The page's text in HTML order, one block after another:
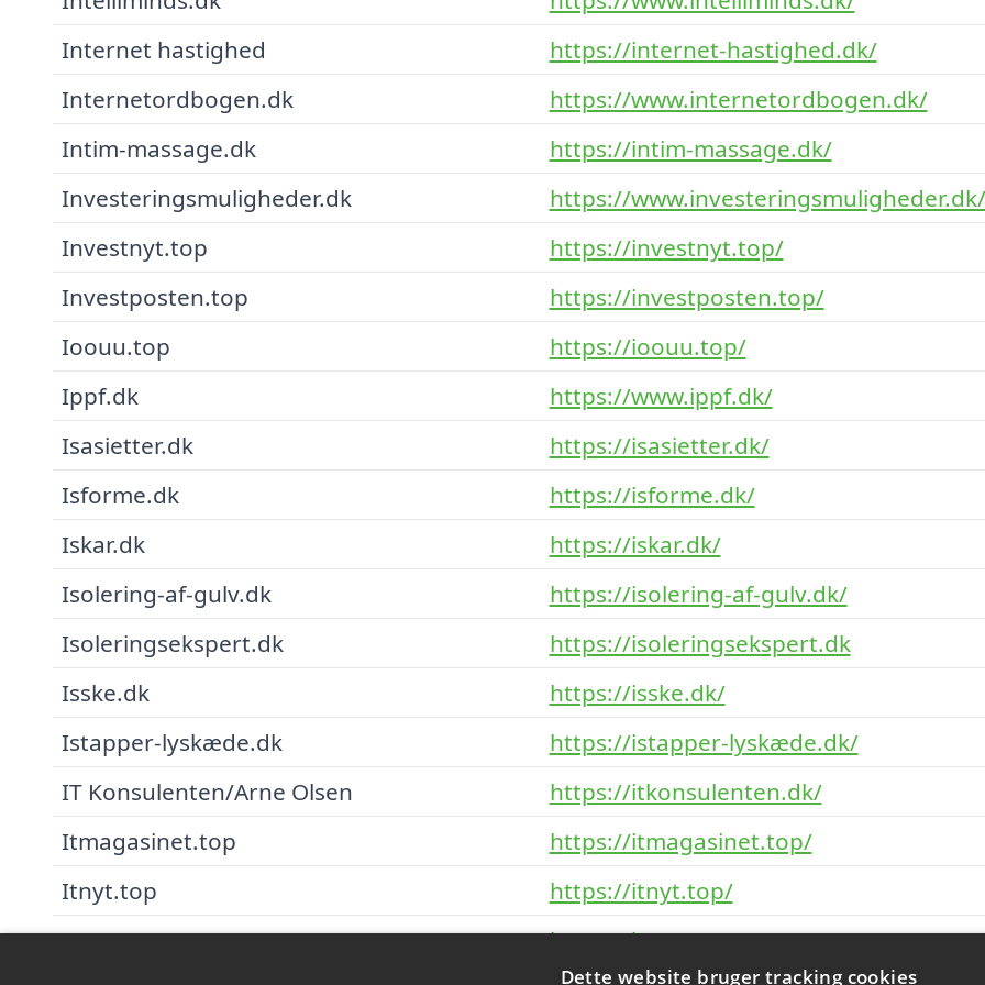
Internet hastighed
https://internet-hastighed.dk/
Internetordbogen.dk
https://www.internetordbogen.dk/
Intim-massage.dk
https://intim-massage.dk/
Investeringsmuligheder.dk
https://www.investeringsmuligheder.dk/
Investnyt.top
https://investnyt.top/
Investposten.top
https://investposten.top/
Ioouu.top
https://ioouu.top/
Ippf.dk
https://www.ippf.dk/
Isasietter.dk
https://isasietter.dk/
Isforme.dk
https://isforme.dk/
Iskar.dk
https://iskar.dk/
Isolering-af-gulv.dk
https://isolering-af-gulv.dk/
Isoleringsekspert.dk
https://isoleringsekspert.dk
Isske.dk
https://isske.dk/
Istapper-lyskæde.dk
https://istapper-lyskæde.dk/
IT Konsulenten/Arne Olsen
https://itkonsulenten.dk/
Itmagasinet.top
https://itmagasinet.top/
Itnyt.top
https://itnyt.top/
Itposten.top
https://itposten.top/
Dette website bruger tracking cookies